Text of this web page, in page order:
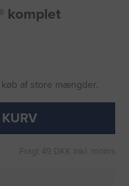
komplet
af store mængder.
Fragt 49 DKK inkl. moms